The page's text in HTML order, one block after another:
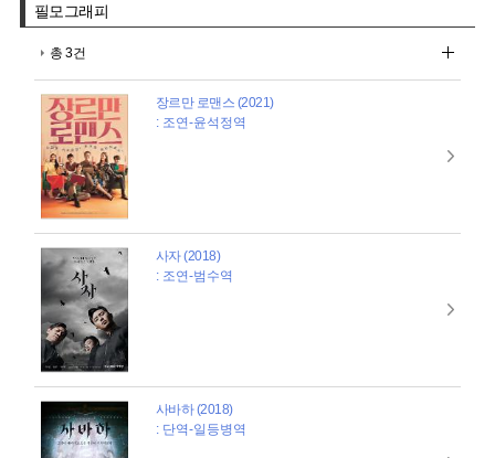
필모그래피
총 3건
장르만 로맨스 (2021)
: 조연-윤석정역
사자 (2018)
: 조연-범수역
사바하 (2018)
: 단역-일등병역